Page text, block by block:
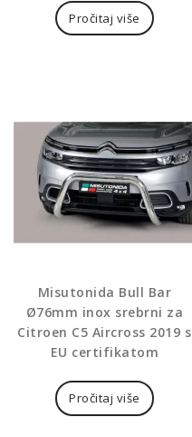
Pročitaj više
Misutonida Bull Bar
Ø76mm inox srebrni za
Citroen C5 Aircross 2019 s
EU certifikatom
Pročitaj više